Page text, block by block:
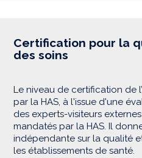
Certification pour la
des soins
Le niveau de certification de
par la HAS, à l'issue d'une
des experts-visiteurs
mandatés par la HAS. Il
indépendante sur la qualité
les établissements de santé.